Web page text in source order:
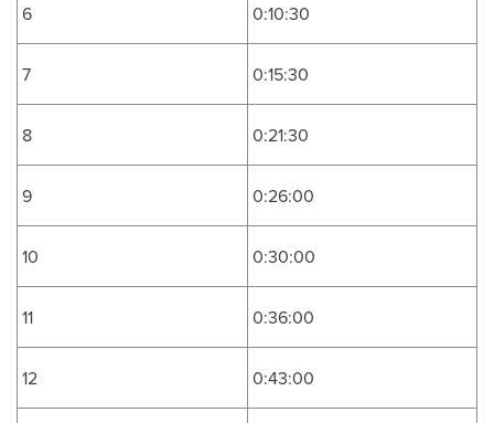
6 0:10:30
7 0:15:30
8 0:21:30
9 0:26:00
10 0:30:00
11 0:36:00
12 0:43:00